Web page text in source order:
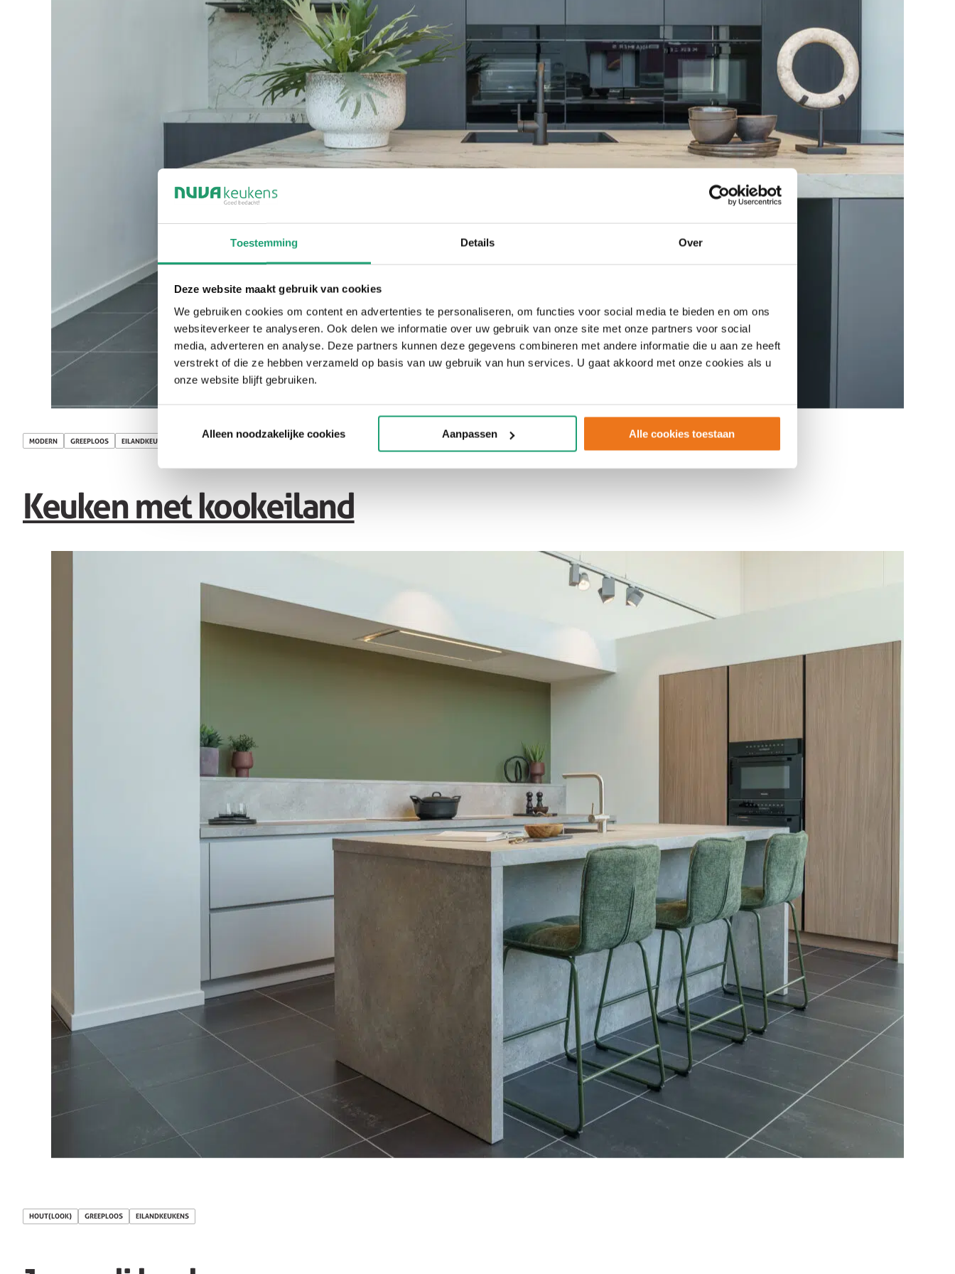
Toestemming Details Over
Deze website maakt gebruik van cookies
We gebruiken cookies om content en advertenties te personaliseren, om functies voor social media te bieden en om ons
websiteverkeer te analyseren. Ook delen we informatie over uw gebruik van onze site met onze partners voor social
media, adverteren en analyse. Deze partners kunnen deze gegevens combineren met andere informatie die u aan ze heeft
verstrekt of die ze hebben verzameld op basis van uw gebruik van hun services. U gaat akkoord met onze cookies als u
onze website blijft gebruiken.
Alleen noodzakelijke cookies Aanpassen Alle cookies toestaan
MODERN GREEPLOOS EILANDKEUKENS
Keuken met kookeiland
HOUT(LOOK) GREEPLOOS EILANDKEUKENS